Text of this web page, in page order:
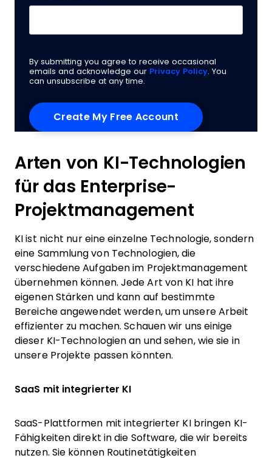
By submitting you agree to receive occasional
emails and acknowledge our Privacy Policy. You
can unsubscribe at any time.
Arten von KI-Technologien
für das Enterprise-
Projektmanagement
KI ist nicht nur eine einzelne Technologie, sondern
eine Sammlung von Technologien, die
verschiedene Aufgaben im Projektmanagement
übernehmen können. Jede Art von KI hat ihre
eigenen Stärken und kann auf bestimmte
Bereiche angewendet werden, um unsere Arbeit
effizienter zu machen. Schauen wir uns einige
dieser KI-Technologien an und sehen, wie sie in
unsere Projekte passen könnten.
SaaS mit integrierter KI
SaaS-Plattformen mit integrierter KI bringen KI-
Fähigkeiten direkt in die Software, die wir bereits
nutzen. Sie können Routinetätigkeiten